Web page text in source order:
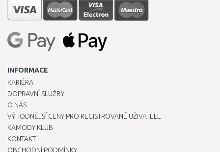
INFORMACE
KARIÉRA
DOPRAVNÍ SLUŽBY
O NÁS
VÝHODNĚJŠÍ CENY PRO REGISTROVANÉ UŽIVATELE
KAMODY KLUB
KONTAKT
OBCHODNÍ PODMÍNKY